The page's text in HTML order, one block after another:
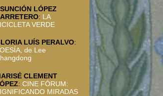
LÓPEZ
: LA
VERDE
LUÍS PERALVO:
de Lee
CLEMENT
:CINE FÓRUM:
MIRADAS